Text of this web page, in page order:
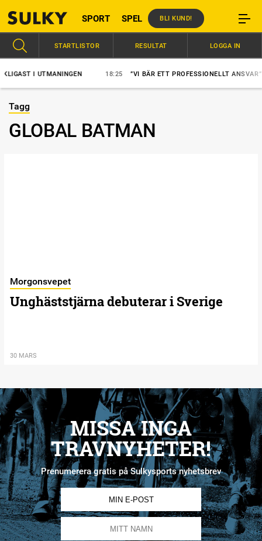
SPORT SPEL BLI KUND!
I UTMANINGEN 18:25 ”VI BÄR ETT PROFESSIONELLT ANSVAR”
STARTLISTOR RESULTAT LOGGA IN
Tagg
GLOBAL BATMAN
Morgonsvepet
Unghäststjärna debuterar i Sverige
30 MARS
MISSA INGA
TRAVNYHETER!
Prenumerera gratis på Sulkysports nyhetsbrev